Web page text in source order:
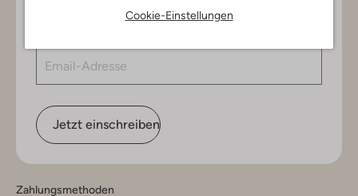
Cookie-Einstellungen
Jetzt einschreiben
Zahlungsmethoden